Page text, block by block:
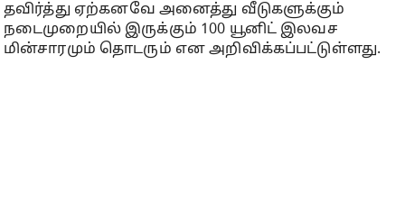
தவிர்த்து ஏற்கனவே அனைத்து வீடுகளுக்கும்
நடைமுறையில் இருக்கும் 100 யூனிட் இலவச
மின்சாரமும் தொடரும் என அறிவிக்கப்பட்டுள்ளது.